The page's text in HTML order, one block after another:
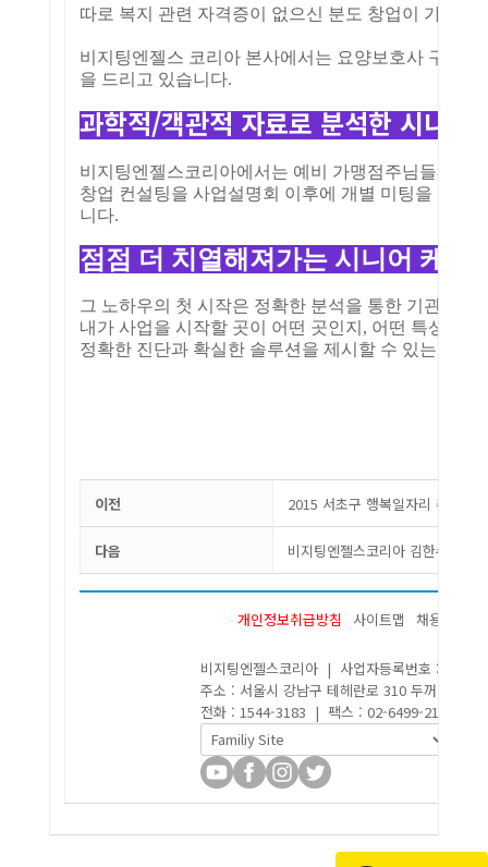
따로 복지 관련 자격증이 없으신 분도 창업이 가능
비지팅엔젤스 코리아 본사에서는 요양보호사 구인,
을 드리고 있습니다.
과학적/객관적 자료로 분석한 시니어
비지팅엔젤스코리아에서는 예비 가맹점주님들께
창업 컨설팅을 사업설명회 이후에 개별 미팅을 통해
니다.
점 점 더 치열해져가는 시니어 케어
그 노하우의 첫 시작은 정확한 분석을 통한 기관 입점
내가 사업을 시작할 곳이 어떤 곳인지, 어떤 특성을
정확한 진단과 확실한 솔루션을 제시할 수 있는 기업
이전 2015 서초구 행복일자리 취업박
다음 비지팅엔젤스코리아 김한수 대표
개인정보취급방침 사이트맵 채용
비지팅엔젤스코리아 | 사업자등록번호 : 220-
주소 : 서울시 강남구 테헤란로 310 두꺼비빌딩
전화 : 1544-3183 | 팩스 : 02-6499-2170 |